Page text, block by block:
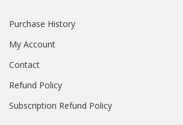
Purchase History
My Account
Contact
Refund Policy
Subscription Refund Policy